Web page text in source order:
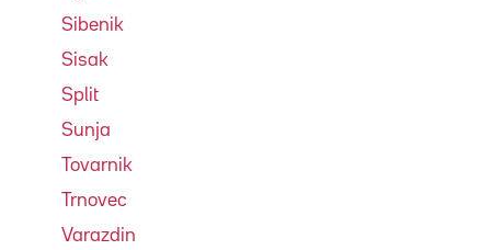
Sibenik
Sisak
Split
Sunja
Tovarnik
Trnovec
Varazdin